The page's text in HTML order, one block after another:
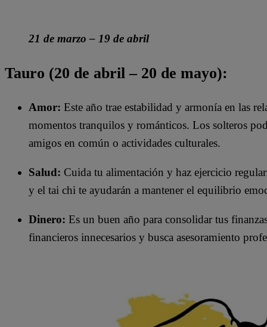
21 de marzo – 19 de abril
Tauro (20 de abril – 20 de mayo):
Amor: Este año trae estabilidad y armonía en las
momentos tranquilos y románticos. Los solteros
amigos en común o actividades culturales.
Salud: Cuida tu alimentación y haz ejercicio
y el tai chi te ayudarán a mantener el equilibrio
Dinero: Es un buen año para consolidar tus
financieros innecesarios y busca asesoramiento